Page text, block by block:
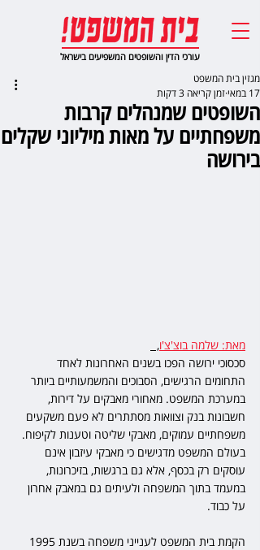
עורכי הדין והשופטים המשפיעים בישראל
השופטים שמנהלים קרבות
משפחתיים על מאות מיליוני שקלים
בירושה
מגזין בית המשפט
17 במאי
זמן קריאה 3 דקות
מאת: שלמה בוצ'צ'ו,
סכסוכי ירושה הפכו בשנים האחרונות לאחד
התחומים הרגישים, הסבוכים והמשמעותיים ביותר
במערכת המשפט. מאחורי מאבקים על דירות,
חשבונות בנק וצוואות מסתתרים לא פעם משקעים
משפחתיים עמוקים, מאבקי שליטה וטענות לקיפוח.
בעולם המשפט מדגישים כי מאבקי עיזבון אינם
עוסקים רק בכסף, אלא גם ברגשות, בזיכרונות,
במעמד בתוך המשפחה ולעיתים גם במאבק אחרון
על כבוד.